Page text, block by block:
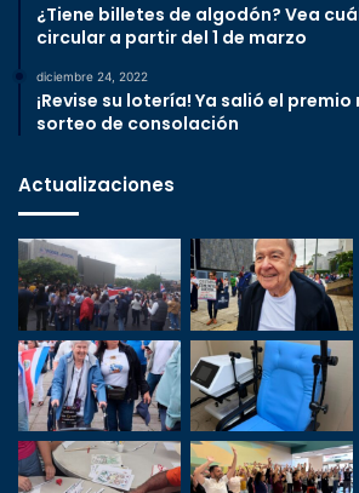
¿Tiene billetes de algodón? Vea
circular a partir del 1 de marzo
diciembre 24, 2022
¡Revise su lotería! Ya salió el
sorteo de consolación
Actualizaciones